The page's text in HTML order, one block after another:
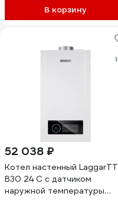
В корзину
52 038 ₽
Котел настенный LaggarTT
B30 24 C с датчиком
наружной температуры